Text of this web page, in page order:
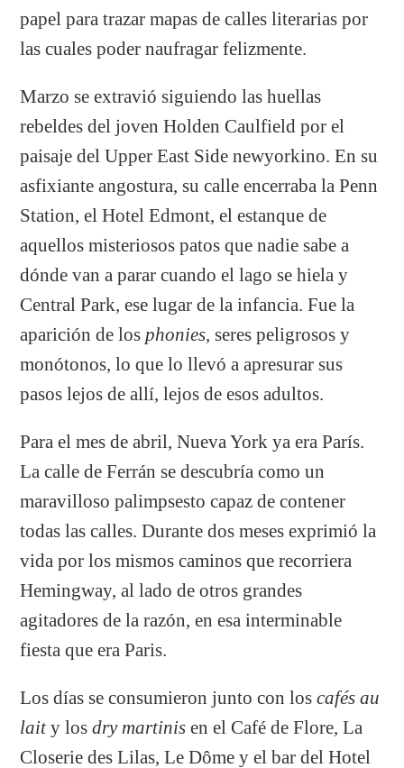
papel para trazar mapas de calles literarias por
las cuales poder naufragar felizmente.
Marzo se extravió siguiendo las huellas
rebeldes del joven Holden Caulfield por el
paisaje del Upper East Side newyorkino. En su
asfixiante angostura, su calle encerraba la Penn
Station, el Hotel Edmont, el estanque de
aquellos misteriosos patos que nadie sabe a
dónde van a parar cuando el lago se hiela y
Central Park, ese lugar de la infancia. Fue la
aparición de los phonies, seres peligrosos y
monótonos, lo que lo llevó a apresurar sus
pasos lejos de allí, lejos de esos adultos.
Para el mes de abril, Nueva York ya era París.
La calle de Ferrán se descubría como un
maravilloso palimpsesto capaz de contener
todas las calles. Durante dos meses exprimió la
vida por los mismos caminos que recorriera
Hemingway, al lado de otros grandes
agitadores de la razón, en esa interminable
fiesta que era Paris.
Los días se consumieron junto con loscafés au
laity losdry martinisen el Café de Flore, La
Closerie des Lilas, Le Dôme y el bar del Hotel